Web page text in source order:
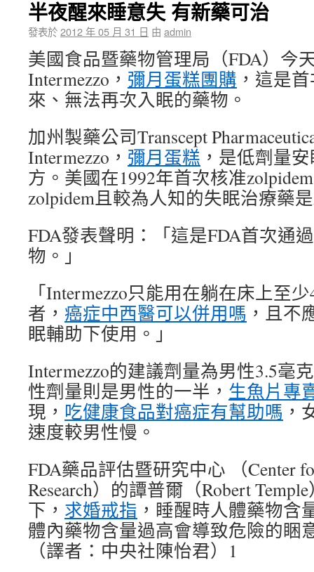
半夜醒來睡意失 有新藥可治
發表於2012 年 05 月 31 日 由 admin
美國食品暨藥物管理局（FDA）今
Intermezzo， 彌月蛋糕團購 ，這是
來、無法再次入眠的藥物。
加州製藥公司Transcept
Intermezzo， 彌月蛋糕 ，是低劑量
方。美國在1992年首次核准
zolpidem且較為人知的失眠治療藥
FDA發表聲明：「這是FDA首次通
物。」
「Intermezzo只能用在躺在床上至
者， 癌症中西醫可以併用嗎 ，且不
眠輔助下使用。」
Intermezzo的建議劑量為男性3.5毫
性劑量則是男性的一半， 生魚片專
現， 吃健康食品對癌症有幫助嗎 ，
速度較男性慢。
FDA藥品評估暨研究中心 （Center
Research）的譚普爾（Robert
下， 求婚戒指 ，睡醒時人體藥物含
體內藥物含量過高會導致危險的睏
（譯者：中央社陳怡君）1